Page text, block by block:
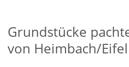
Grundstücke
von Heimbach/Eifel